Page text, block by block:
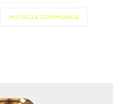
MUTUELLE COMMUNALE